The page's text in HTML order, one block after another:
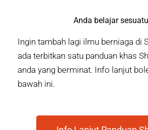
Anda belajar
Ingin tambah lagi ilmu berniaga di
ada terbitkan satu panduan khas
anda yang berminat. Info lanjut
bawah ini.